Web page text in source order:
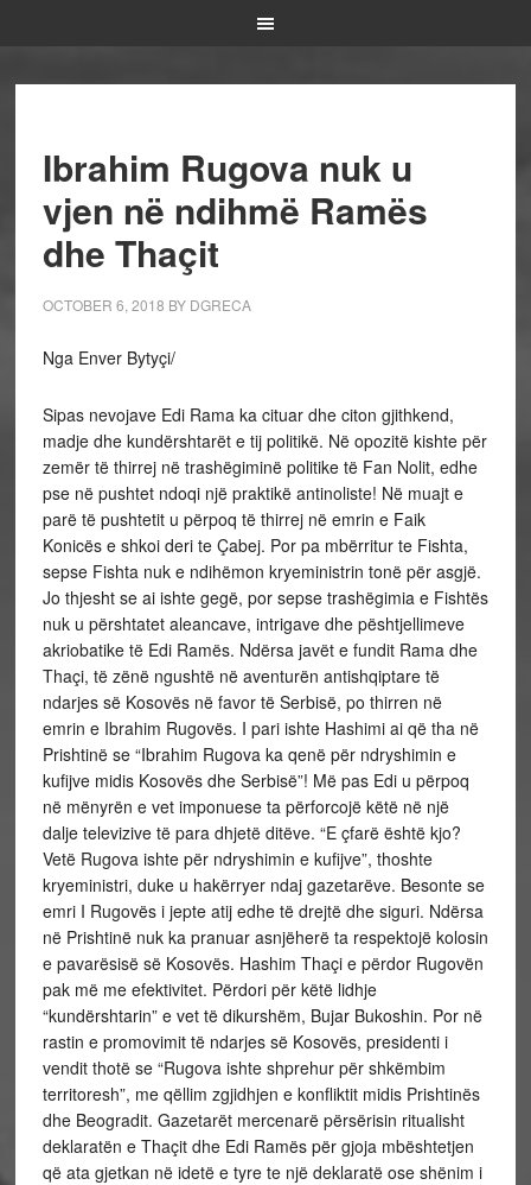
Ibrahim Rugova nuk u
vjen në ndihmë Ramës
dhe Thaçit
OCTOBER 6, 2018 BY DGRECA
Nga Enver Bytyçi/
Sipas nevojave Edi Rama ka cituar dhe citon gjithkend,
madje dhe kundërshtarët e tij politikë. Në opozitë kishte për
zemër të thirrej në trashëgiminë politike të Fan Nolit, edhe
pse në pushtet ndoqi një praktikë antinoliste! Në muajt e
parë të pushtetit u përpoq të thirrej në emrin e Faik
Konicës e shkoi deri te Çabej. Por pa mbërritur te Fishta,
sepse Fishta nuk e ndihëmon kryeministrin tonë për asgjë.
Jo thjesht se ai ishte gegë, por sepse trashëgimia e Fishtës
nuk u përshtatet aleancave, intrigave dhe pështjellimeve
akriobatike të Edi Ramës. Ndërsa javët e fundit Rama dhe
Thaçi, të zënë ngushtë në aventurën antishqiptare të
ndarjes së Kosovës në favor të Serbisë, po thirren në
emrin e Ibrahim Rugovës. I pari ishte Hashimi ai që tha në
Prishtinë se “Ibrahim Rugova ka qenë për ndryshimin e
kufijve midis Kosovës dhe Serbisë”! Më pas Edi u përpoq
në mënyrën e vet imponuese ta përforcojë këtë në një
dalje televizive të para dhjetë ditëve. “E çfarë është kjo?
Vetë Rugova ishte për ndryshimin e kufijve”, thoshte
kryeministri, duke u hakërryer ndaj gazetarëve. Besonte se
emri I Rugovës i jepte atij edhe të drejtë dhe siguri. Ndërsa
në Prishtinë nuk ka pranuar asnjëherë ta respektojë kolosin
e pavarësisë së Kosovës. Hashim Thaçi e përdor Rugovën
pak më me efektivitet. Përdori për këtë lidhje
“kundërshtarin” e vet të dikurshëm, Bujar Bukoshin. Por në
rastin e promovimit të ndarjes së Kosovës, presidenti i
vendit thotë se “Rugova ishte shprehur për shkëmbim
territoresh”, me qëllim zgjidhjen e konfliktit midis Prishtinës
dhe Beogradit. Gazetarët mercenarë përsërisin ritualisht
deklaratën e Thaçit dhe Edi Ramës për gjoja mbështetjen
që ata gjetkan në idetë e tyre te një deklaratë ose shënim i